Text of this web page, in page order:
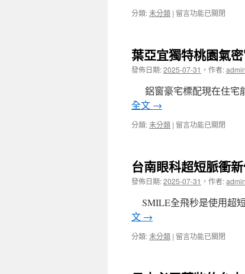
遮
陽
療
方
法
洩
麼
中
分類:未分類 | 在
糖
推
薦
戰
神
專
痣
膏
團
配
痿
留言功能已關閉
葉亞宜獨特桃園氣
發佈日期:2025-07-31 ， 作者:admin
鋁窗豪宅標配現在住宅
全文 →
分類:未分類 | 在
獨
特
桃
園
氣
打
留言功能已關閉
台南眼科超短脈衝
發佈日期:2025-07-31 ， 作者:admin
SMILE全飛秒是使用超
文 →
分類:未分類 | 在
留言功能已關閉